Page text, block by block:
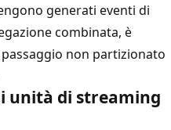
generati eventi di
combinata, è
non partizionato
unità di streaming